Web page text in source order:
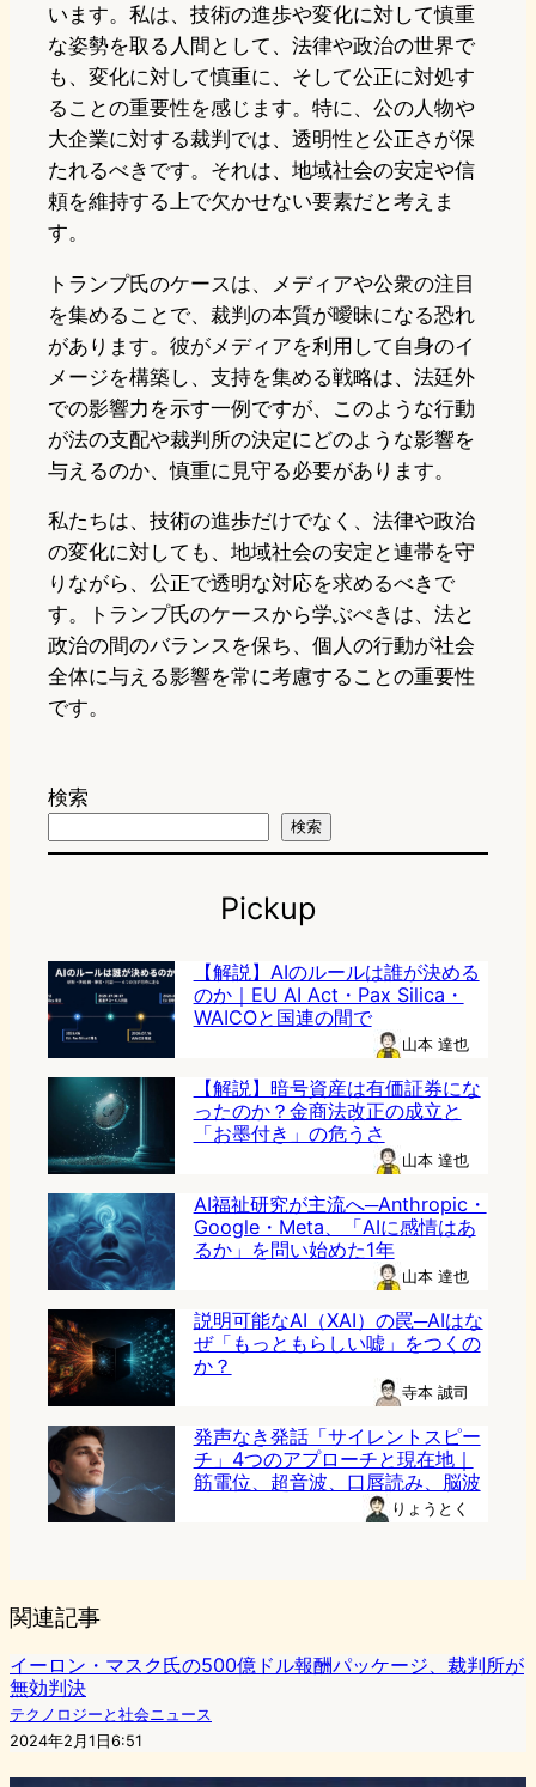
います。私は、技術の進歩や変化に対して慎重
な姿勢を取る人間として、法律や政治の世界で
も、変化に対して慎重に、そして公正に対処す
ることの重要性を感じます。特に、公の人物や
大企業に対する裁判では、透明性と公正さが保
たれるべきです。それは、地域社会の安定や信
頼を維持する上で欠かせない要素だと考えま
す。
トランプ氏のケースは、メディアや公衆の注目
を集めることで、裁判の本質が曖昧になる恐れ
があります。彼がメディアを利用して自身のイ
メージを構築し、支持を集める戦略は、法廷外
での影響力を示す一例ですが、このような行動
が法の支配や裁判所の決定にどのような影響を
与えるのか、慎重に見守る必要があります。
私たちは、技術の進歩だけでなく、法律や政治
の変化に対しても、地域社会の安定と連帯を守
りながら、公正で透明な対応を求めるべきで
す。トランプ氏のケースから学ぶべきは、法と
政治の間のバランスを保ち、個人の行動が社会
全体に与える影響を常に考慮することの重要性
です。
検索
検索
Pickup
【解説】AIのルールは誰が決める
のか｜EU AI Act・Pax Silica・
WAICOと国連の間で
山本 達也
【解説】暗号資産は有価証券にな
ったのか？金商法改正の成立と
「お墨付き」の危うさ
山本 達也
AI福祉研究が主流へ─Anthropic・
Google・Meta、「AIに感情はあ
るか」を問い始めた1年
山本 達也
説明可能なAI（XAI）の罠─AIはな
ぜ「もっともらしい嘘」をつくの
か？
寺本 誠司
発声なき発話「サイレントスピー
チ」4つのアプローチと現在地｜
筋電位、超音波、口唇読み、脳波
りょうとく
関連記事
イーロン・マスク氏の500億ドル報酬パッケージ、裁判所が
無効判決
テクノロジーと社会ニュース
2024年2月1日6:51